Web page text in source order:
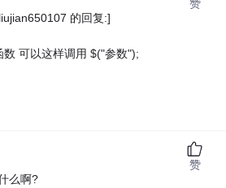
的回复:]
可以这样调用 $("参数");
赞
么啊?
赞